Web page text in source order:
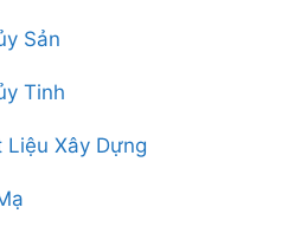
Sản
Tinh
Liệu Xây Dựng